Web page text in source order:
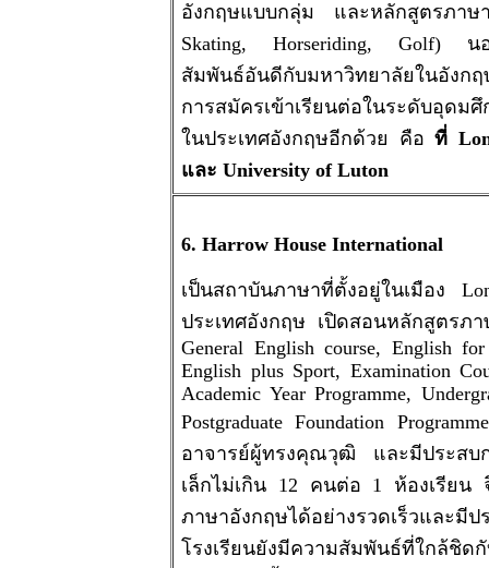
อังกฤษแบบกลุ่ม และหลักสูตรภาษ
Skating, Horseriding, Golf) นอ
สัมพันธ์อันดีกับมหาวิทยาลัยในอังก
การสมัครเข้าเรียนต่อในระดับอุดม
ในประเทศอังกฤษอีกด้วย คือที่
และ University of Luton
6. Harrow House International
เป็นสถาบันภาษาที่ตั้งอยู่ในเมือง
ประเทศอังกฤษ เปิดสอนหลักสูตรภ
General English course, English
English plus Sport, Examination
Academic Year Programme,
Postgraduate Foundation
อาจารย์ผู้ทรงคุณวุฒิ และมีประสบ
เล็กไม่เกิน 12 คนต่อ 1 ห้องเรียน
ภาษาอังกฤษได้อย่างรวดเร็วแล
โรงเรียนยังมีความสัมพันธ์ที่ใกล้ชิด